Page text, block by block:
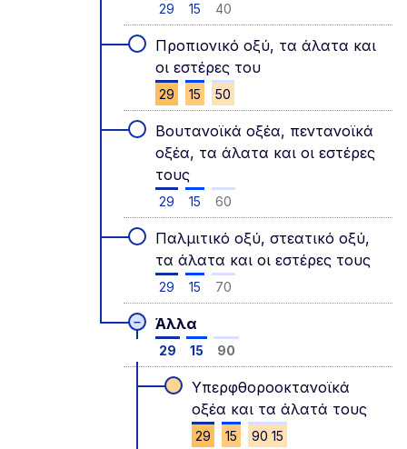
29 15 40
Προπιονικό οξύ, τα άλατα και
οι εστέρες του
29 15 50
Βουτανοϊκά οξέα, πεντανοϊκά
οξέα, τα άλατα και οι εστέρες
τους
29 15 60
Παλμιτικό οξύ, στεατικό οξύ,
τα άλατα και οι εστέρες τους
29 15 70
– Άλλα
29 15 90
Υπερφθοροοκτανοϊκά
οξέα και τα άλατά τους
29 15 90 15